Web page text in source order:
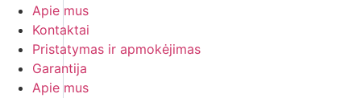
Apie mus
Kontaktai
Pristatymas ir apmokėjimas
Garantija
Apie mus